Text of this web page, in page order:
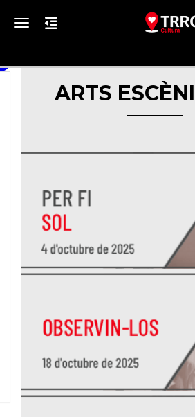
Toggle navigation
ARTS